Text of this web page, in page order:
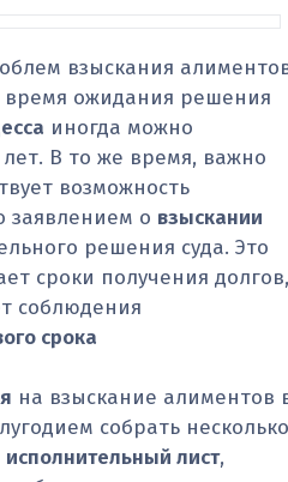
взыскания
время ожидания решения
иногда можно
лет. В то же время, важно
возможность
заявлением о взыскании
решения суда. Это
сроки получения долгов,
соблюдения
срока
на взыскание алиментов
собрать несколько
исполнительный лист,